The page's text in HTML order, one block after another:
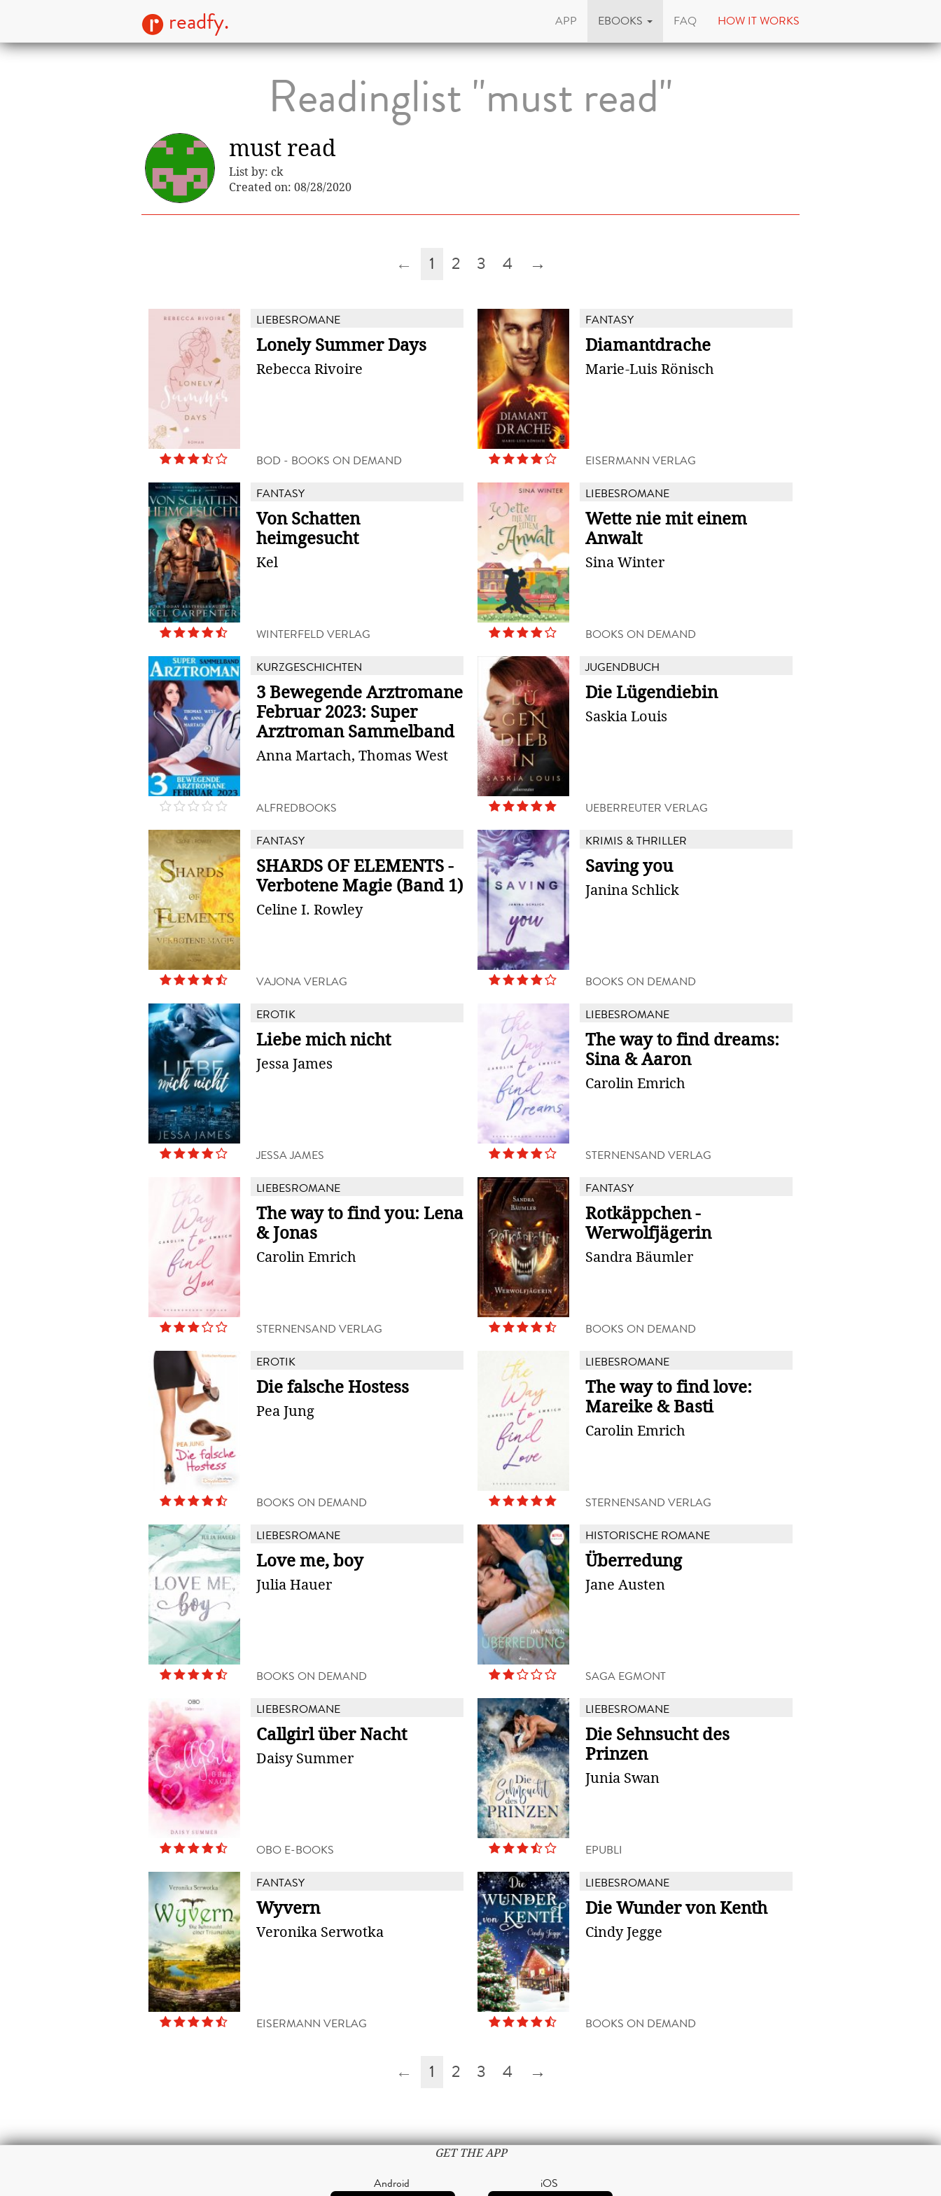
readfy. APP EBOOKS FAQ HOW IT WORKS
Readinglist "must read"
must read
List by: ck
Created on: 08/28/2020
← 1 2 3 4 →
LIEBESROMANE
Lonely Summer Days
Rebecca Rivoire
BOD - BOOKS ON DEMAND
FANTASY
Diamantdrache
Marie-Luis Rönisch
EISERMANN VERLAG
FANTASY
Von Schatten
heimgesucht
Kel
WINTERFELD VERLAG
LIEBESROMANE
Wette nie mit einem
Anwalt
Sina Winter
BOOKS ON DEMAND
KURZGESCHICHTEN
3 Bewegende Arztromane
Februar 2023: Super
Arztroman Sammelband
Anna Martach, Thomas West
ALFREDBOOKS
JUGENDBUCH
Die Lügendiebin
Saskia Louis
UEBERREUTER VERLAG
FANTASY
SHARDS OF ELEMENTS -
Verbotene Magie (Band 1)
Celine I. Rowley
VAJONA VERLAG
KRIMIS & THRILLER
Saving you
Janina Schlick
BOOKS ON DEMAND
EROTIK
Liebe mich nicht
Jessa James
JESSA JAMES
LIEBESROMANE
The way to find dreams:
Sina & Aaron
Carolin Emrich
STERNENSAND VERLAG
LIEBESROMANE
The way to find you: Lena
& Jonas
Carolin Emrich
STERNENSAND VERLAG
FANTASY
Rotkäppchen -
Werwolfjägerin
Sandra Bäumler
BOOKS ON DEMAND
EROTIK
Die falsche Hostess
Pea Jung
BOOKS ON DEMAND
LIEBESROMANE
The way to find love:
Mareike & Basti
Carolin Emrich
STERNENSAND VERLAG
LIEBESROMANE
Love me, boy
Julia Hauer
BOOKS ON DEMAND
HISTORISCHE ROMANE
Überredung
Jane Austen
SAGA EGMONT
LIEBESROMANE
Callgirl über Nacht
Daisy Summer
OBO E-BOOKS
LIEBESROMANE
Die Sehnsucht des
Prinzen
Junia Swan
EPUBLI
FANTASY
Wyvern
Veronika Serwotka
EISERMANN VERLAG
LIEBESROMANE
Die Wunder von Kenth
Cindy Jegge
BOOKS ON DEMAND
← 1 2 3 4 →
GET THE APP
Android iOS